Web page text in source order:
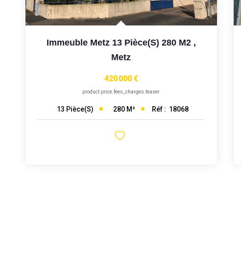
Immeuble Metz 13 Pièce(s) 280 M2 ,
Metz
420 000 €
product.price.fees_charges.teaser
13 Pièce(s) 280 M² Réf : 18068